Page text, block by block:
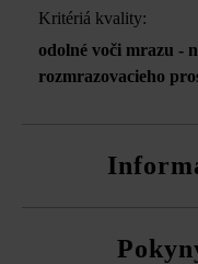
Kritériá kvality:
odolné voči mrazu -
rozmrazovacieho
vzhľad bočných